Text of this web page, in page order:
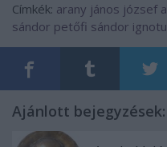
Címkék: arany jános józsef
sándor petőfi sándor
Ajánlott bejegyzések: